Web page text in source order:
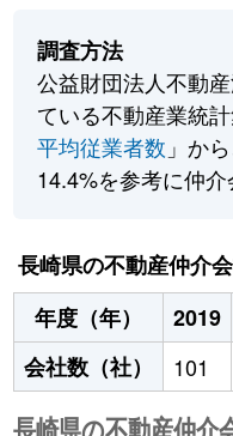
調査方法
公益財団法人不動
ている不動産業統
平均従業者数 」か
14.4%を参考に仲介
長崎県の不動産仲介
年度（年）
2019
会社数（社）
101